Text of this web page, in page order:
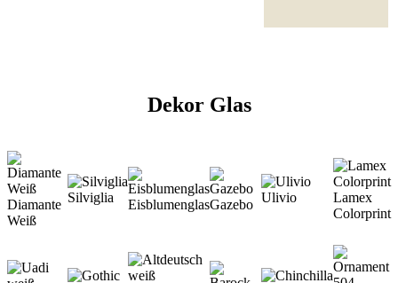
Dekor Glas
Diamante
Weiß
Silviglia EisblumenglasGazebo Ulivio
Lamex
Colorprint